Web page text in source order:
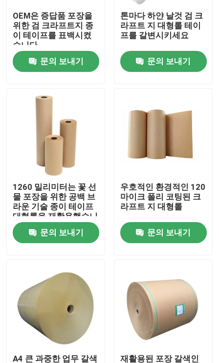
우리에 대하여
공장 여행
품질 관리
연락주세요
봅프 접착 테이프
크라프트 지 접착 테이프
PET 접착 테이프
OEM은 증답품 포장을
위한 검 크라프트지 종
이 테이프를 표백시켰
습니다
문의 보내기
톤마다 하얀 날것 검 크
라프트 지 대형롤 테이
프를 갈변시키세요
문의 보내기
1260 밀리미터는 꽃 선
물 포장을 위한 공백 브
라운 기술 종이 테이프
대형롤을 재활용했습니
다
문의 보내기
우호적인 환경적인 120
마이크 폴리 코팅된 크
라프트 지 대형롤
문의 보내기
A4 큰 과중한 업무 갈색 재활용된 포장 갈색인